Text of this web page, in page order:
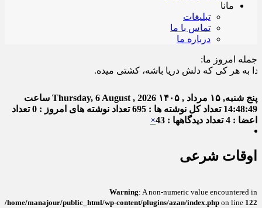
مانا
تبلیغات
تماس با ما
درباره ما
جمله امروز ما:
هر کی که دلش دریا باشه، کشتی میده.
پنج شنبه, ۱۵ مرداد , ۱۴۰۵ Thursday, 6 August , 2026 ساعت
14:48:49 تعداد کل نوشته ها : 695 تعداد نوشته های امروز : 0
تعداد
اعضا : 4
تعداد دیدگاهها : 43 ×
اوقات شرعی
Warning: A non-numeric value encountered in
/home/manajour/public_html/wp-content/plugins/azan/index.php on line 122